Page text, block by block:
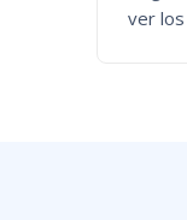
ver